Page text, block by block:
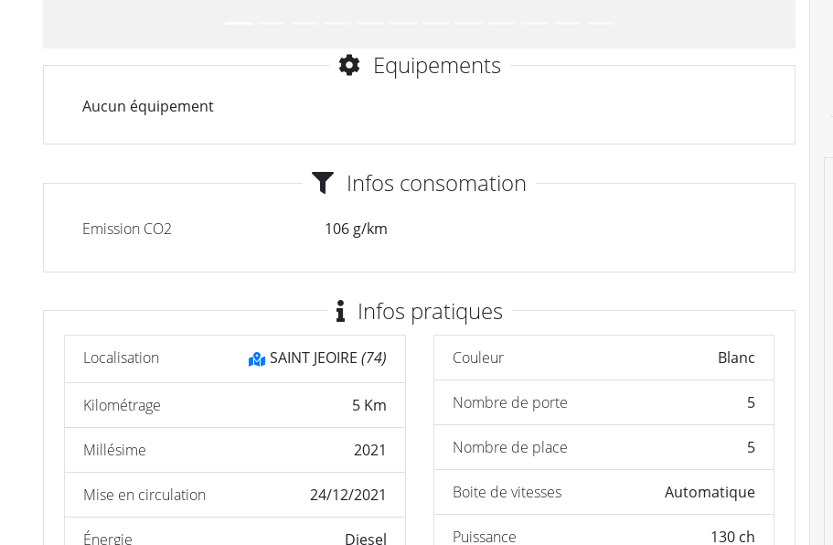
Equipements
Aucun équipement
Infos consomation
Emission CO2 106 g/km
Infos pratiques
Localisation SAINT JEOIRE (74)
Kilométrage 5 Km
Millésime 2021
Mise en circulation 24/12/2021
Énergie Diesel
Couleur Blanc
Nombre de porte 5
Nombre de place 5
Boite de vitesses Automatique
Puissance 130 ch